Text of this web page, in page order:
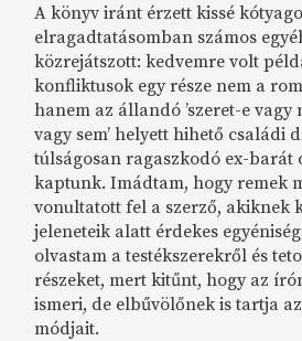
A könyv iránt érzett kissé
elragadtatásomban számos
közrejátszott: kedvemre volt
konfliktusok egy része nem a
hanem az állandó ’szeret-e vagy
vagy sem’ helyett hihető családi
túlságosan ragaszkodó ex-barát
kaptunk. Imádtam, hogy remek
vonultatott fel a szerző, akiknek
jeleneteik alatt érdekes
olvastam a testékszerekről és
részeket, mert kitűnt, hogy az
ismeri, de elbűvölőnek is tartja
módjait.